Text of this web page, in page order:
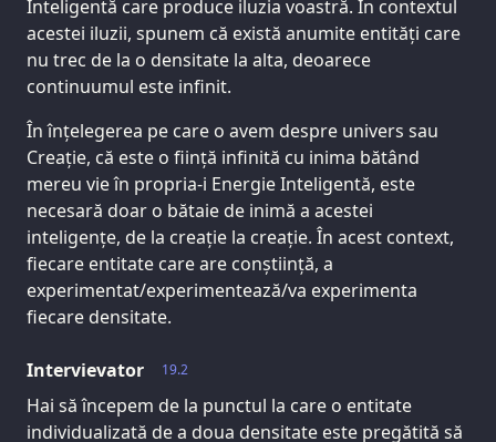
Inteligentă care produce iluzia voastră. În contextul
acestei iluzii, spunem că există anumite entități care
nu trec de la o densitate la alta, deoarece
continuumul este infinit.
În înțelegerea pe care o avem despre univers sau
Creație, că este o ființă infinită cu inima bătând
mereu vie în propria-i Energie Inteligentă, este
necesară doar o bătaie de inimă a acestei
inteligențe, de la creație la creație. În acest context,
fiecare entitate care are conștiință, a
experimentat/experimentează/va experimenta
fiecare densitate.
19.2
Intervievator
Hai să începem de la punctul la care o entitate
individualizată de a doua densitate este pregătită să